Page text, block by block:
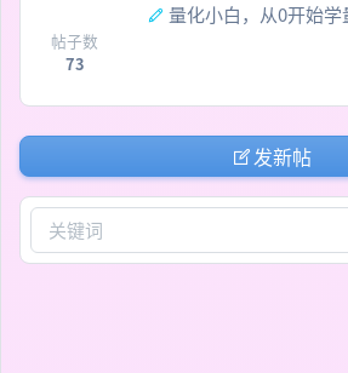
量化小白，从0开始学
帖子数
73
发新帖